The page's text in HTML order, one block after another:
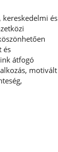
kereskedelmi és
és
átfogó
motivált